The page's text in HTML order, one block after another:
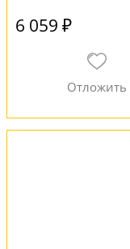
6 059 ₽